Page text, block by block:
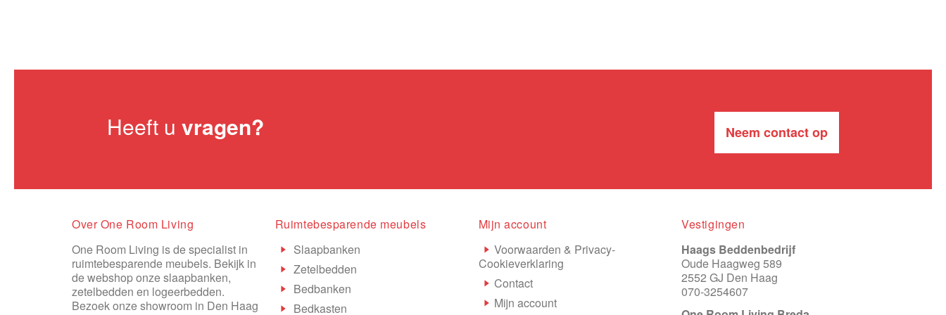
Heeft u vragen? Neem contact op
Over One Room Living
One Room Living is de specialist in
ruimtebesparende meubels. Bekijk in
de webshop onze slaapbanken,
zetelbedden en logeerbedden.
Bezoek onze showroom in Den Haag
Ruimtebesparende meubels
Slaapbanken
Zetelbedden
Bedbanken
Bedkasten
Mijn account
Voorwaarden & Privacy-
Cookieverklaring
Contact
Mijn account
Vestigingen
Haags Beddenbedrijf
Oude Haagweg 589
2552 GJ Den Haag
070-3254607